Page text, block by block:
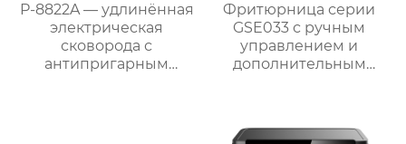
P-8822A — удлинённая
электрическая
сковорода с
антипригарным
Фритюрница серии
GSE033 с ручным
управлением и
дополнительным